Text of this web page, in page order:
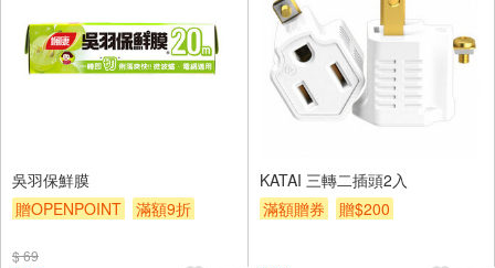
吳羽保鮮膜
贈OPENPOINT
滿額9折
$ 69
KATAI 三轉二插頭2入
滿額贈券
贈$200